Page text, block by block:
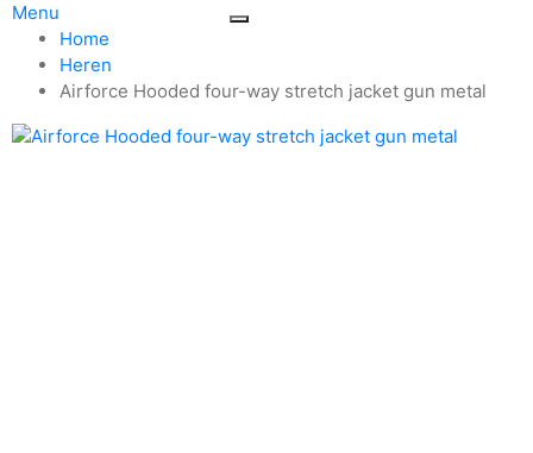
Menu
Home
Heren
Airforce Hooded four-way stretch jacket gun metal